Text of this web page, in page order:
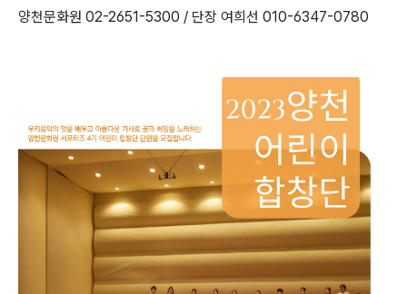
양천문화원 02-2651-5300 / 단장 여희선 010-6347-0780